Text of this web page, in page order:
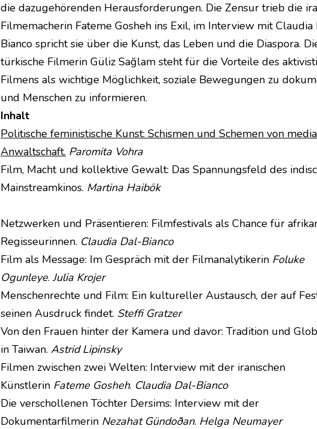
die dazugehörenden Herausforderungen. Die Zensur trieb die
Filmemacherin Fateme Gosheh ins Exil, im Interview mit
Bianco spricht sie über die Kunst, das Leben und die Diaspora.
türkische Filmerin Güliz Sağlam steht für die Vorteile des
Filmens als wichtige Möglichkeit, soziale Bewegungen zu
und Menschen zu informieren.
Inhalt
Politische feministische Kunst: Schismen und Schemen von
Anwaltschaft. Paromita Vohra
Film, Macht und kollektive Gewalt: Das Spannungsfeld des
Mainstreamkinos. Martina Haibök
Netzwerken und Präsentieren: Filmfestivals als Chance für
Regisseurinnen. Claudia Dal-Bianco
Film als Message: Im Gespräch mit der Filmanalytikerin Foluke
Ogunleye. Julia Krojer
Menschenrechte und Film: Ein kultureller Austausch, der auf
seinen Ausdruck findet. Steffi Gratzer
Von den Frauen hinter der Kamera und davor: Tradition und
in Taiwan. Astrid Lipinsky
Filmen zwischen zwei Welten: Interview mit der iranischen
Künstlerin Fateme Gosheh. Claudia Dal-Bianco
Die verschollenen Töchter Dersims: Interview mit der
Dokumentarfilmerin Nezahat Gündoðan. Helga Neumayer